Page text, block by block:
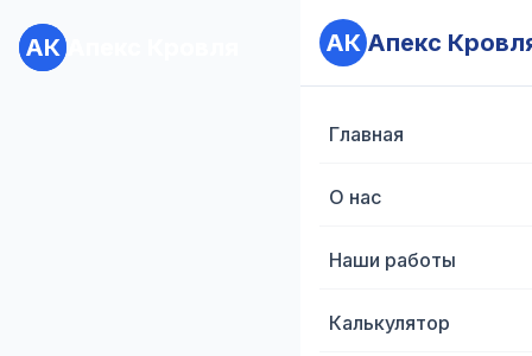
АК АК Апекс
Главная
О нас
Наши работы
Калькулятор
АК АК Апекс
Главная
О нас
Наши работы
Калькулятор